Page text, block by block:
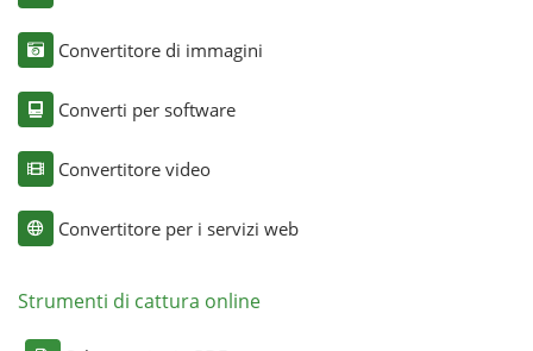
Convertitore di immagini
Converti per software
Convertitore video
Convertitore per i servizi web
Strumenti di cattura online